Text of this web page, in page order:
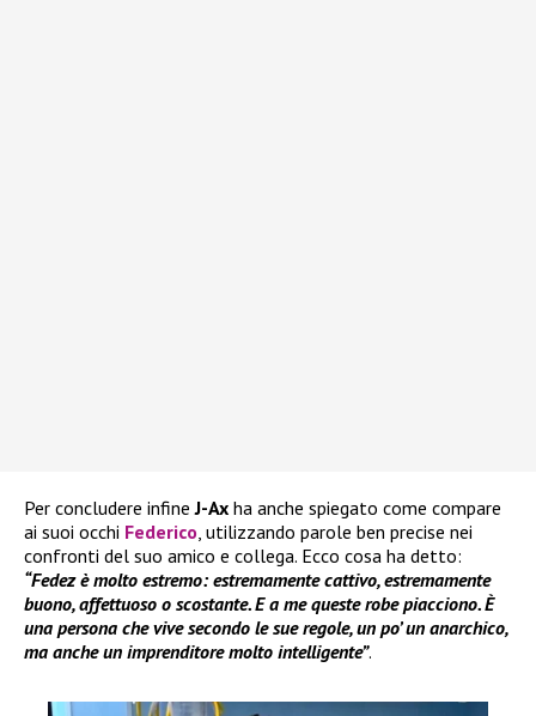
Per concludere infineJ-Ax ha anche spiegato come compare
ai suoi occhi Federico, utilizzando parole ben precise nei
confronti del suo amico e collega. Ecco cosa ha detto:
“Fedez è molto estremo: estremamente cattivo, estremamente
buono, affettuoso o scostante. E a me queste robe piacciono. È
una persona che vive secondo le sue regole, un po’ un anarchico,
ma anche un imprenditore molto intelligente”.